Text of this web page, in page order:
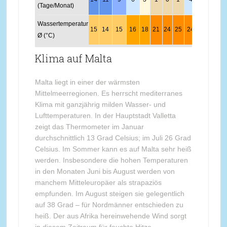
(Tage/Monat)
Wassertemperatur
Ø (°C)
15 14 15 16 18 21 24 25 24
Klima auf Malta
Malta liegt in einer der wärmsten
Mittelmeerregionen. Es herrscht mediterranes
Klima mit ganzjährig milden Wasser- und
Lufttemperaturen. In der Hauptstadt Valletta
zeigt das Thermometer im Januar
durchschnittlich 13 Grad Celsius; im Juli 26 Grad
Celsius. Im Sommer kann es auf Malta sehr heiß
werden. Insbesondere die hohen Temperaturen
in den Monaten Juni bis August werden von
manchem Mitteleuropäer als strapaziös
empfunden. Im August steigen sie gelegentlich
auf 38 Grad – für Nordmänner entschieden zu
heiß. Der aus Afrika hereinwehende Wind sorgt